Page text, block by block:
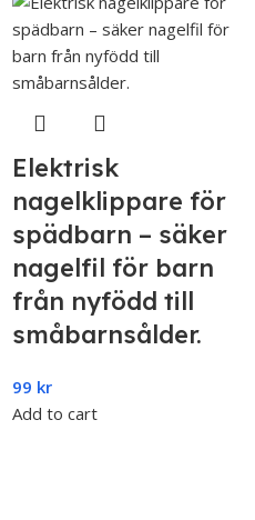
Elektrisk
nagelklippare för
spädbarn – säker
nagelfil för barn
från nyfödd till
småbarnsålder.
99 kr
Add to cart